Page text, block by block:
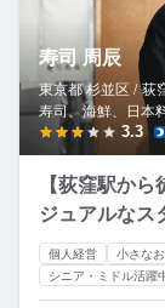
寿司 周辰
東京都 杉並区 / 荻
寿司、海鮮、日本
3.3
【荻窪駅か
ジュアルなス
個人経営 小さな
シニア・ミドル活躍